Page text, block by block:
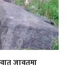
जावतमा